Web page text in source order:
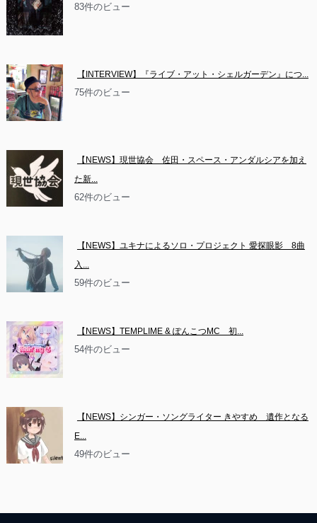
83件のビュー
【INTERVIEW】『ライブ・アット・シェルガーデン』につ...
75件のビュー
【NEWS】現世協会　佐田・スペース・アンダルシアを加え
た新...
62件のビュー
【NEWS】ユキナによるソロ・プロジェクト 愛探眼影　8曲
入...
59件のビュー
【NEWS】TEMPLIME & ぽんこつMC　初...
54件のビュー
【NEWS】シンガー・ソングライター きやすめ　遺作となる
E...
49件のビュー